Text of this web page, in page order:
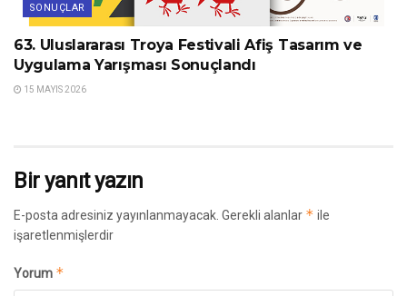
SONUÇLAR
63. Uluslararası Troya Festivali Afiş Tasarım ve
Uygulama Yarışması Sonuçlandı
15 MAYIS 2026
Bir yanıt yazın
E-posta adresiniz yayınlanmayacak. Gerekli alanlar * ile
işaretlenmişlerdir
Yorum *